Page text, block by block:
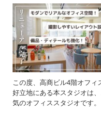
この度、高商ビル4階オフ
好立地にある本スタジオは
気のオフィススタジオです